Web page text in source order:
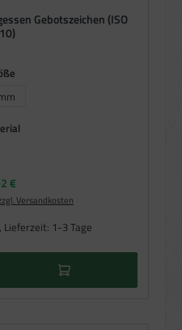
Gebotszeichen (ISO
auswählen
Preis:
€
Versandkosten
1-3 Tage
ein oder benutze die Schaltflächen um die Anzahl zu